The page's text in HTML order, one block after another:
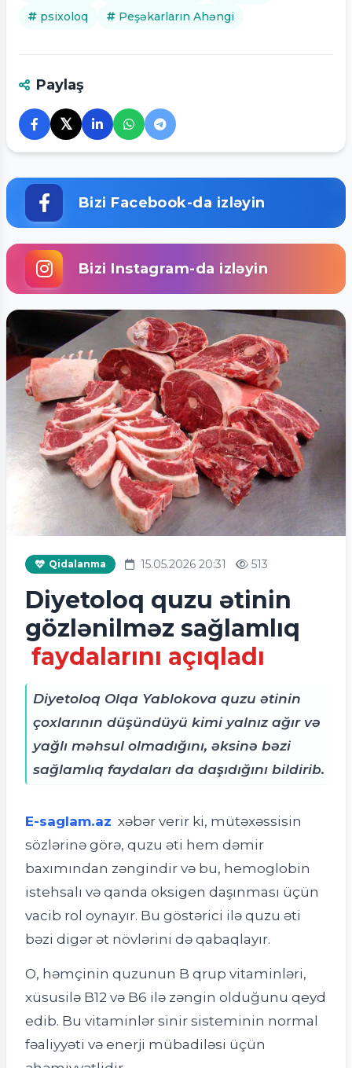
psixoloq
Peşəkarların Ahəngi
Paylaş
𝕏
Bizi Facebook-da izləyin
Bizi Instagram-da izləyin
Qidalanma 15.05.2026 20:31 513
Diyetoloq quzu ətinin
gözlənilməz sağlamlıq
faydalarını açıqladı
Diyetoloq Olqa Yablokova quzu ətinin
çoxlarının düşündüyü kimi yalnız ağır və
yağlı məhsul olmadığını, əksinə bəzi
sağlamlıq faydaları da daşıdığını bildirib.
E-saglam.az xəbər verir ki, mütəxəssisin
sözlərinə görə, quzu əti hem dəmir
baxımından zəngindir və bu, hemoglobin
istehsalı və qanda oksigen daşınması üçün
vacib rol oynayır. Bu göstərici ilə quzu əti
bəzi digər ət növlərini də qabaqlayır.
O, həmçinin quzunun B qrup vitaminləri,
xüsusilə B12 və B6 ilə zəngin olduğunu qeyd
edib. Bu vitaminlər sinir sisteminin normal
fəaliyyəti və enerji mübadiləsi üçün